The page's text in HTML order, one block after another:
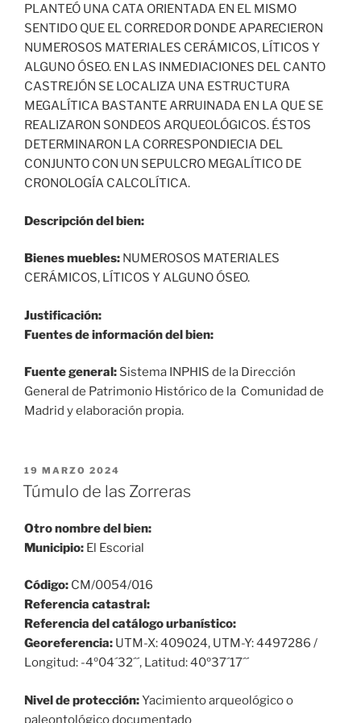
PLANTEÓ UNA CATA ORIENTADA EN EL MISMO
SENTIDO QUE EL CORREDOR DONDE APARECIERON
NUMEROSOS MATERIALES CERÁMICOS, LÍTICOS Y
ALGUNO ÓSEO. EN LAS INMEDIACIONES DEL CANTO
CASTREJÓN SE LOCALIZA UNA ESTRUCTURA
MEGALÍTICA BASTANTE ARRUINADA EN LA QUE SE
REALIZARON SONDEOS ARQUEOLÓGICOS. ÉSTOS
DETERMINARON LA CORRESPONDIECIA DEL
CONJUNTO CON UN SEPULCRO MEGALÍTICO DE
CRONOLOGÍA CALCOLÍTICA.
Descripción del bien:
Bienes muebles: NUMEROSOS MATERIALES
CERÁMICOS, LÍTICOS Y ALGUNO ÓSEO.
Justificación:
Fuentes de información del bien:
Fuente general: Sistema INPHIS de la Dirección
General de Patrimonio Histórico de la Comunidad de
Madrid y elaboración propia.
PUBLICADO
EL
19 MARZO 2024
Túmulo de las Zorreras
Otro nombre del bien:
Municipio: El Escorial
Código: CM/0054/016
Referencia catastral:
Referencia del catálogo urbanístico:
Georeferencia: UTM-X: 409024, UTM-Y: 4497286 /
Longitud: -4º04´32´´, Latitud: 40º37´17´´
Nivel de protección:Yacimiento arqueológico o
paleontológico documentado